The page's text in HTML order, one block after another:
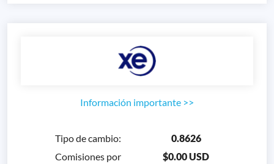
Información importante >>
Tipo de cambio:
0.8626
Comisiones por
$0.00 USD